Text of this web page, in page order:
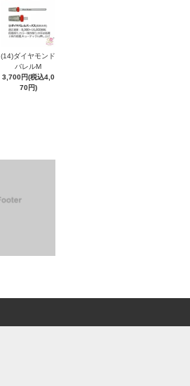
(14)ダイヤモンド
バレルM
3,700円(税込4,0
70円)